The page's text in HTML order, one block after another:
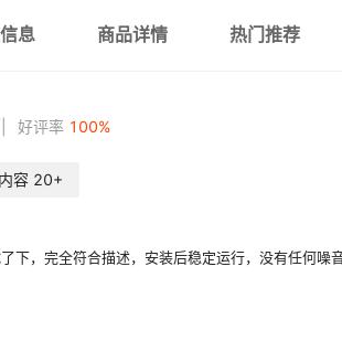
息 商品详情 热门推荐
好评率 100%
容 20+
下，完全符合描述，安装后稳定运行，没有任何